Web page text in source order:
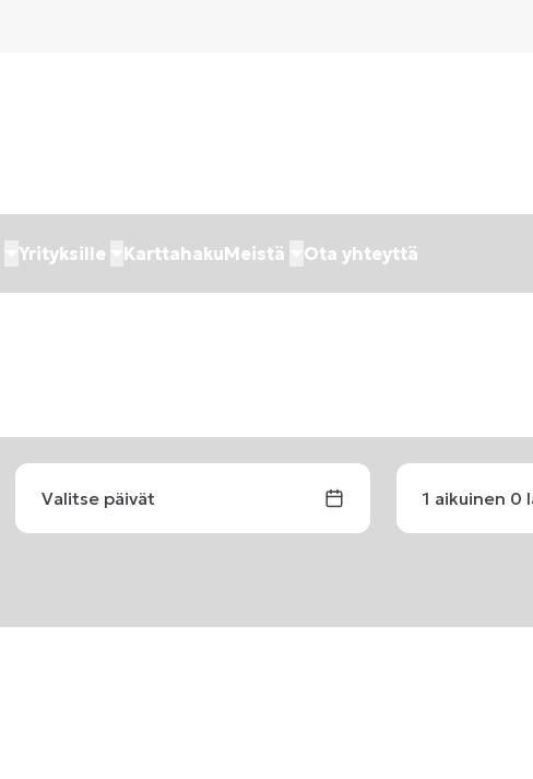
Yrityksille KarttahakuMeistä Ota yhteyttä
Valitse päivät 1 aikuinen 0